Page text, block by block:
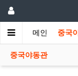
메인 중국
중국야동관